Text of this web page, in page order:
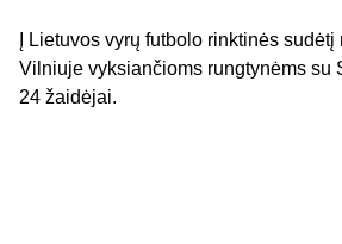
Į Lietuvos vyrų futbolo rinktinės
Vilniuje vyksiančioms rungtynėms su
24 žaidėjai.